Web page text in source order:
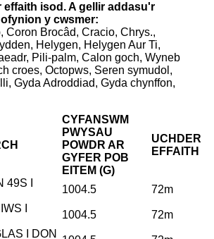
effaith isod. A gellir addasu'r
y cwsmer:
Coron Brocâd, Cracio, Chrys.,
Helygen, Helygen Aur Ti,
Pili-palm, Calon goch, Wyneb
croes, Octopws, Seren symudol,
Gyda Adroddiad, Gyda chynffon,
CYFANSWM
PWYSAU
POWDR AR
GYFER POB
EITEM (G)
UCHDER
EFFAITH
I
1004.5
72m
I
1004.5
72m
I DON